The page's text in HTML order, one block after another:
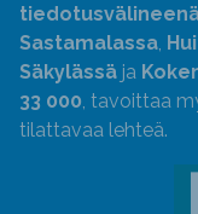
Sastamalassa
Säkylässä ja
33 000 , tavoittaa
tilattavaa lehteä.